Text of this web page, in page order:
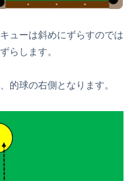
ューは斜めにずらすのでは
らします。
的球の右側となります。